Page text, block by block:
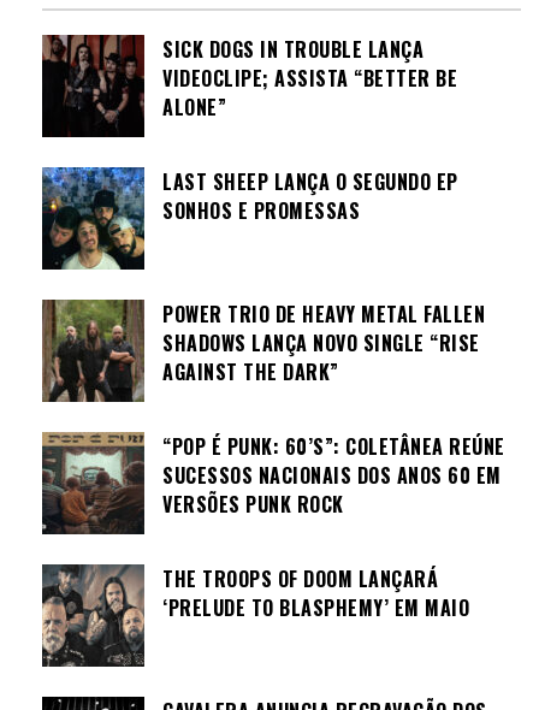
SICK DOGS IN TROUBLE LANÇA
VIDEOCLIPE; ASSISTA “BETTER BE
ALONE”
LAST SHEEP LANÇA O SEGUNDO EP
SONHOS E PROMESSAS
POWER TRIO DE HEAVY METAL FALLEN
SHADOWS LANÇA NOVO SINGLE “RISE
AGAINST THE DARK”
“POP É PUNK: 60’S”: COLETÂNEA REÚNE
SUCESSOS NACIONAIS DOS ANOS 60 EM
VERSÕES PUNK ROCK
THE TROOPS OF DOOM LANÇARÁ
‘PRELUDE TO BLASPHEMY’ EM MAIO